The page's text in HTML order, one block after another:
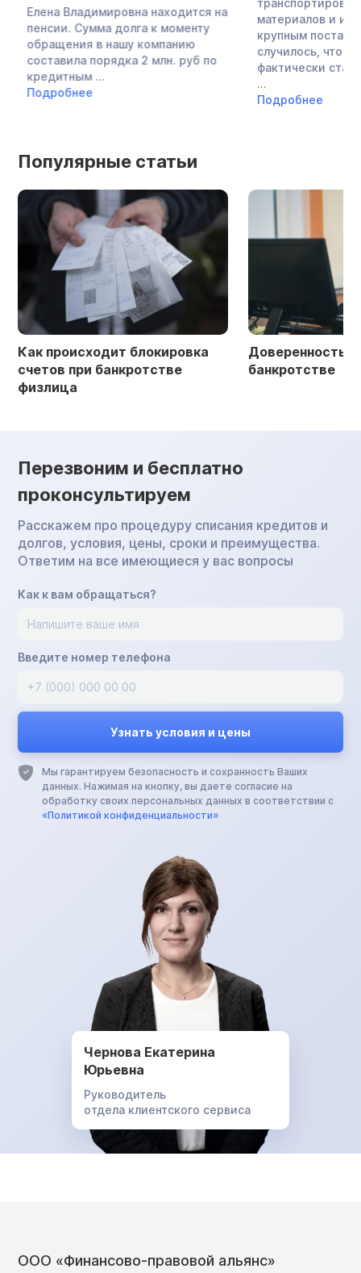
Елена Владимировна находится на
пенсии. Сумма долга к моменту
обращения в нашу компанию
составила порядка 2 млн. руб по
кредитным ...
Подробнее
материалов и их
крупным
случилось, что
фактически
Подробнее
Популярные статьи
Как происходит блокировка
счетов при банкротстве
физлица
Доверенность
банкротстве
Перезвоним и бесплатно
проконсультируем
Расскажем про процедуру списания кредитов и
долгов, условия, цены, сроки и преимущества.
Ответим на все имеющиеся у вас вопросы
Как к вам обращаться?
Введите номер телефона
Мы гарантируем безопасность и сохранность Ваших
данных. Нажимая на кнопку, вы даете согласие на
обработку своих персональных данных в соответствии с
«Политикой конфиденциальности»
Чернова Екатерина
Юрьевна
Руководитель
отдела клиентского сервиса
ООО «Финансово-правовой альянс»